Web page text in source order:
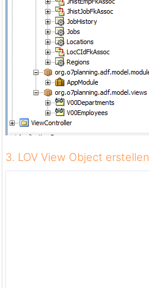
3. LOV View Object erstellen